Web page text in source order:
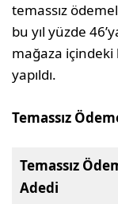
temassız
bu yıl yüzde
mağaza içindeki
yapıldı.
Temassız
Temassız
Adedi